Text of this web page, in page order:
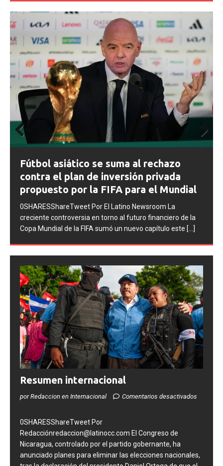
FIFA abre expedientes disciplinarios
contra Argentina tras los incidentes en
la final del Mundial 2026
0SHARESShareTweet Por El Latino Newsroom La FIFA
inició una serie de procesos disciplinarios contra la
Asociación del Fútbol Argentino (AFA), cuatro integrantes
de la selección
Prev
Next
Resumen internacional
por Redaccion en Internacional
0SHARESShareTweet Por
Redacciónredaccion@latinocc.com El Congreso de
Nicaragua, controlado por el partido gobernante, ha
anunciado planes para eliminar las elecciones nacionales,